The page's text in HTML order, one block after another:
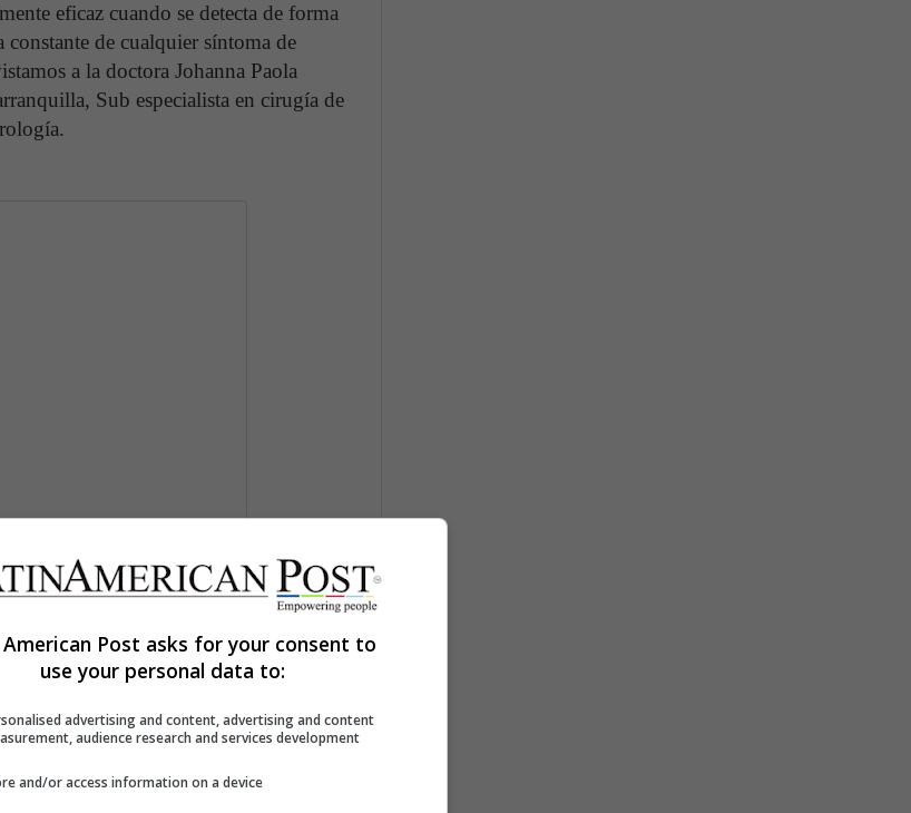
eficaz cuando se detecta de forma
de cualquier síntoma de
a la doctora Johanna Paola
Sub especialista en cirugía de
Post asks for your consent to
use your personal data to:
advertising and content, advertising and content
audience research and services development
and/or access information on a device